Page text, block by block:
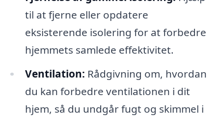
til at fjerne eller opdatere
eksisterende isolering for at forbedre
hjemmets samlede effektivitet.
Ventilation: Rådgivning om, hvordan
du kan forbedre ventilationen i dit
hjem, så du undgår fugt og skimmel i